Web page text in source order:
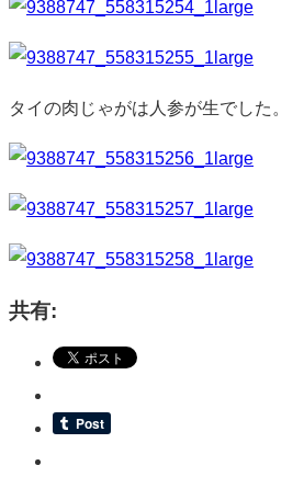
タイの肉じゃがは人参が生でした。
共有: